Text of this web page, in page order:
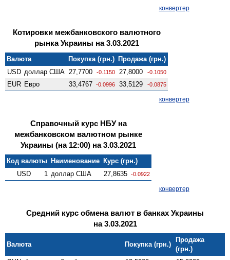
конвертер
Котировки межбанковского валютного
рынка Украины на 3.03.2021
Валюта Покупка (грн.) Продажа (грн.)
USD доллар США 27,7700 -0.1150 27,8000 -0.1050
EUR Евро 33,4767 -0.0996 33,5129 -0.0875
конвертер
Справочный курс НБУ на
межбанковском валютном рынке
Украины (на 12:00) на 3.03.2021
Код валюты Наименование Курс (грн.)
USD
1 доллар США 27,8635 -0.0922
конвертер
Средний курс обмена валют в банках Украины
на 3.03.2021
Валюта Покупка (грн.)
Продажа
(грн.)